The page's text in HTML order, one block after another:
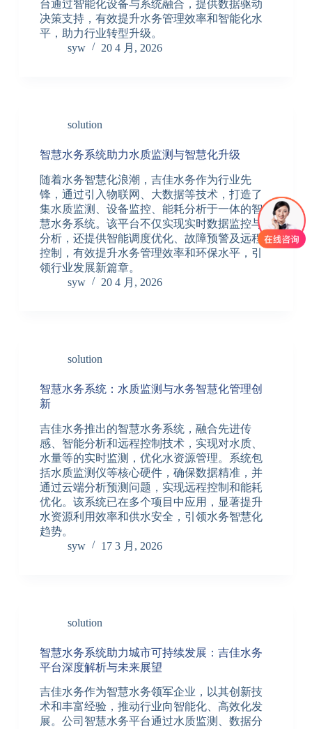
台通过智能化设备与系统融合，提供数据驱动
决策支持，有效提升水务管理效率和智能化水
平，助力行业转型升级。
syw
20 4 月, 2026
solution
智慧水务系统助力水质监测与智慧化升级
随着水务智慧化浪潮，吉佳水务作为行业先
锋，通过引入物联网、大数据等技术，打造了
集水质监测、设备监控、能耗分析于一体的智
慧水务系统。该平台不仅实现实时数据监控与
分析，还提供智能调度优化、故障预警及远程
控制，有效提升水务管理效率和环保水平，引
领行业发展新篇章。
syw
20 4 月, 2026
solution
智慧水务系统：水质监测与水务智慧化管理创
新
吉佳水务推出的智慧水务系统，融合先进传
感、智能分析和远程控制技术，实现对水质、
水量等的实时监测，优化水资源管理。系统包
括水质监测仪等核心硬件，确保数据精准，并
通过云端分析预测问题，实现远程控制和能耗
优化。该系统已在多个项目中应用，显著提升
水资源利用效率和供水安全，引领水务智慧化
趋势。
syw
17 3 月, 2026
solution
智慧水务系统助力城市可持续发展：吉佳水务
平台深度解析与未来展望
吉佳水务作为智慧水务领军企业，以其创新技
术和丰富经验，推动行业向智能化、高效化发
展。公司智慧水务平台通过水质监测、数据分